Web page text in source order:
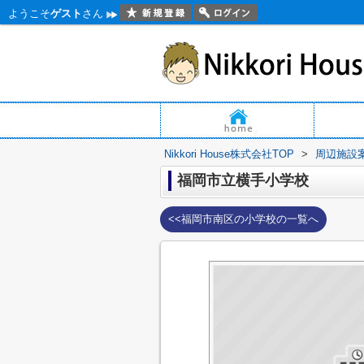
ようこそゲスト さん
Nikkori House株式会社TOP > 周辺施設
福岡市立横手小学校
<<福岡市南区の小学校の一覧へ